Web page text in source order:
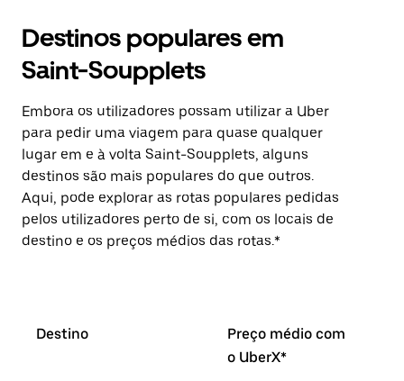
Destinos populares em
Saint-Soupplets
Embora os utilizadores possam utilizar a Uber
para pedir uma viagem para quase qualquer
lugar em e à volta Saint-Soupplets, alguns
destinos são mais populares do que outros.
Aqui, pode explorar as rotas populares pedidas
pelos utilizadores perto de si, com os locais de
destino e os preços médios das rotas.*
Destino
Preço médio com
o UberX*